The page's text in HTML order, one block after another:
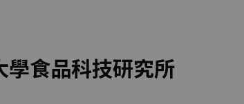
學食品科技研究所